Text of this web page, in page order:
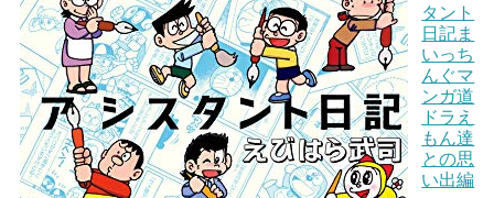
タント
日記ま
いっち
んぐマ
ンガ道
ドラえ
もん達
との思
い出編